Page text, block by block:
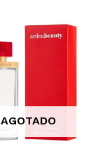
AGOTADO